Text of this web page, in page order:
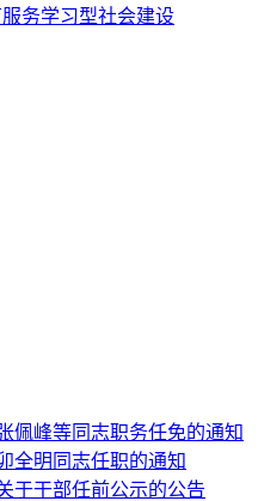
务学习型社会建设
佩峰等同志职务任免的通知
全明同志任职的通知
于干部任前公示的公告